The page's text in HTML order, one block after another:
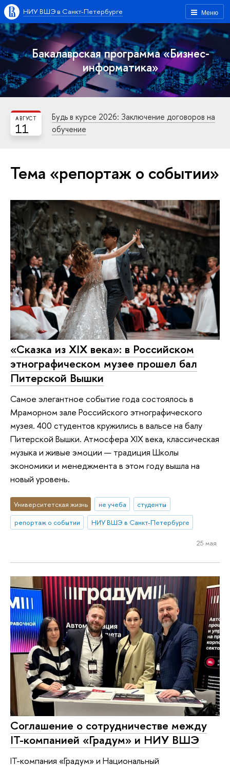
Меню
НИУ ВШЭ в Санкт-Петербурге
Бакалаврская программа «Бизнес-
информатика»
11
АВГУСТ
Будь в курсе 2026: Заключение договоров на
обучение
Тема «репортаж о событии»
«Сказка из XIX века»: в Российском
этнографическом музее прошел бал
Питерской Вышки
Самое элегантное событие года состоялось в
Мраморном зале Российского этнографического
музея. 400 студентов кружились в вальсе на балу
Питерской Вышки. Атмосфера XIX века, классическая
музыка и живые эмоции — традиция Школы
экономики и менеджмента в этом году вышла на
новый уровень.
Университетская жизнь не учеба
студенты
репортаж о событии
НИУ ВШЭ в Санкт-Петербурге
25 мая
Соглашение о сотрудничестве между
IT-компанией «Градум» и НИУ ВШЭ
IT-компания «Градум» и Национальный